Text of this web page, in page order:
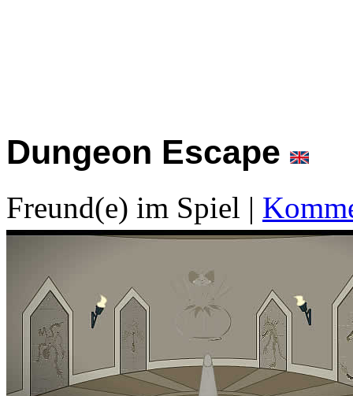
Dungeon Escape
Freund(e) im Spiel |